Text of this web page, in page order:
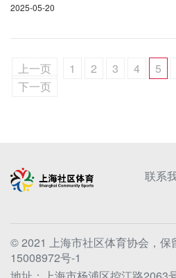
2025-05-20
上一页 1 2 3 4 5
下一页
联系
© 2021 上海市社区体育协会，保
15008972号-1